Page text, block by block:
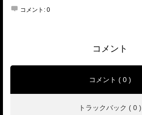
コメント: 0
コメント
コメント ( 0 )
トラックバック ( 0 )